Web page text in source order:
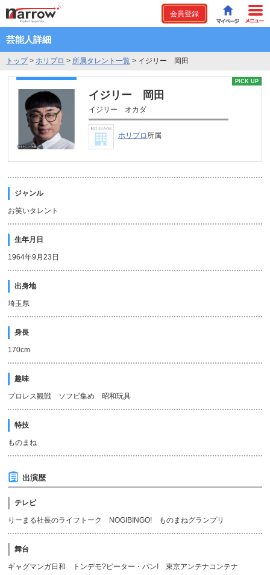
会員登録
芸能人詳細
トップ> ホリプロ > 所属タレント一覧 > イジリー 岡田
PICK UP
イジリー 岡田
イジリー オカダ
ホリプロ 所属
ジャンル
お笑いタレント
生年月日
1964年9月23日
出身地
埼玉県
身長
170cm
趣味
プロレス観戦 ソフビ集め 昭和玩具
特技
ものまね
出演歴
テレビ
りーまる社長のライフトーク NOGIBINGO! ものまねグランプリ
舞台
ギャグマンガ日和 トンデモ?ピーター・パン! 東京アンテナコンテナ